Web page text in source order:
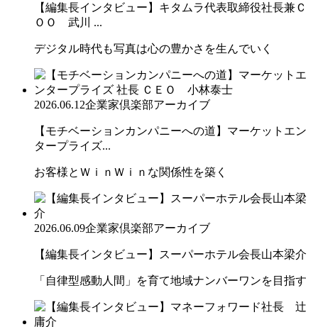
【編集長インタビュー】キタムラ代表取締役社長兼Ｃ
ＯＯ 武川 ...
デジタル時代も写真は心の豊かさを生んでいく
2026.06.12企業家倶楽部アーカイブ
【モチベーションカンパニーへの道】マーケットエン
タープライズ...
お客様とＷｉｎＷｉｎな関係性を築く
2026.06.09企業家倶楽部アーカイブ
【編集長インタビュー】スーパーホテル会長山本梁介
「自律型感動人間」を育て地域ナンバーワンを目指す